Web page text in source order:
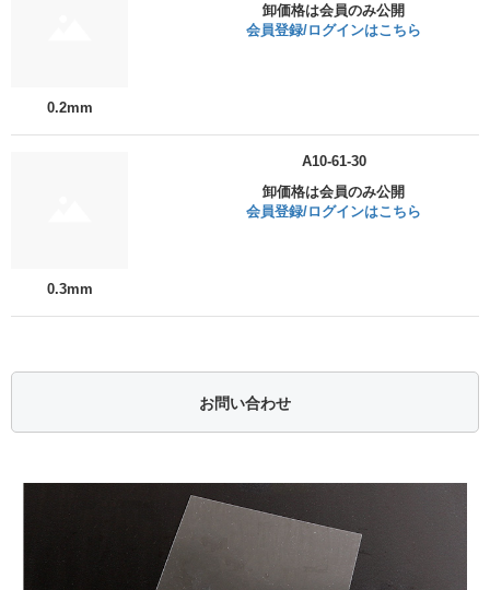
0.2mm
卸価格は会員のみ公開
会員登録/ログインはこちら
0.3mm
A10-61-30
卸価格は会員のみ公開
会員登録/ログインはこちら
お問い合わせ